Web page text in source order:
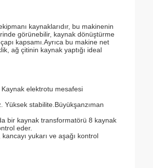
kaynaklarıdır, bu makinenin
görünebilir, kaynak dönüştürme
kapsamı.Ayrıca bu makine net
ağ çitinin kaynak yaptığı ideal
elektrotu mesafesi
Yüksek stabilite.Büyükşanzıman
bir kaynak transformatörü 8 kaynak
eder.
yukarı ve aşağı kontrol